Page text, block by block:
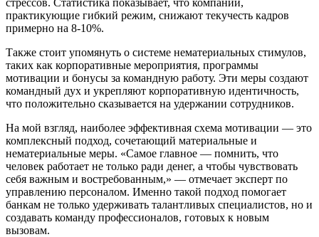
практикующие гибкий режим, снижают текучесть кадров
примерно на 8-10%.
Также стоит упомянуть о системе нематериальных стимулов,
таких как корпоративные мероприятия, программы
мотивации и бонусы за командную работу. Эти меры создают
командный дух и укрепляют корпоративную идентичность,
что положительно сказывается на удержании сотрудников.
На мой взгляд, наиболее эффективная схема мотивации — это
комплексный подход, сочетающий материальные и
нематериальные меры. «Самое главное — помнить, что
человек работает не только ради денег, а чтобы чувствовать
себя важным и востребованным,» — отмечает эксперт по
управлению персоналом. Именно такой подход помогает
банкам не только удерживать талантливых специалистов, но и
создавать команду профессионалов, готовых к новым
вызовам.